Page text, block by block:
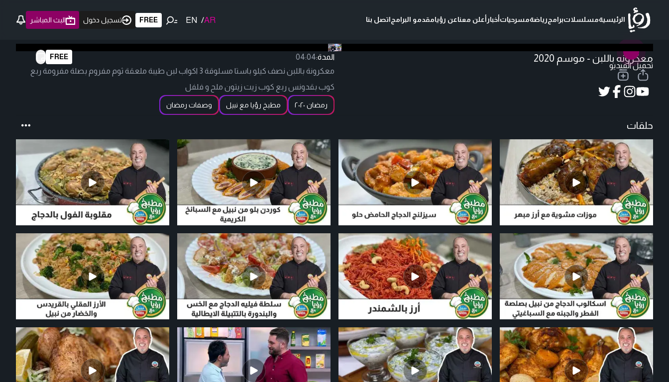
الرئيسيةمسلسلاتبرامجرياضةمسرحياتأخبارأعلن معناعن رؤيامقدمو البرامجاتصل بنا AR
/
EN
FREE تسجيل دخول البث المباشر
تحميل الفيديو
FREE معكرونه باللبن - موسم 2020 المدة:04:04
معكرونة باللبن نصف كيلو باستا مسلوقة 3 اكواب لبن طيبة ملعقة ثوم مفروم بصلة مفرومة ربع
كوب بقدونس ربع كوب زيت زيتون ملح و فلفل
رمضان ٢٠٢٠ مطبخ رؤيا مع نبيل وصفات رمضان
حلقات